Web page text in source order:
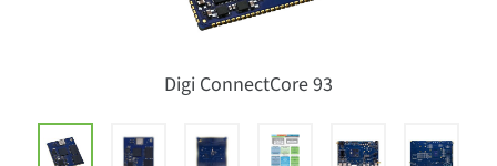
Digi ConnectCore 93